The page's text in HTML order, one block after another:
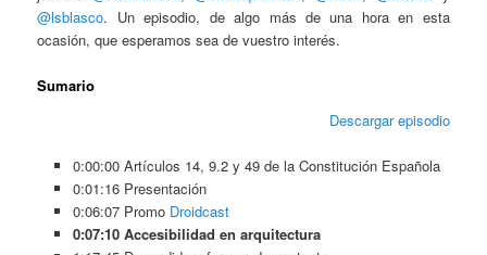
@lsblasco. Un episodio, de algo más de una hora en esta
ocasión, que esperamos sea de vuestro interés.
Sumario
Descargar episodio
0:00:00 Artículos 14, 9.2 y 49 de la Constitución Española
0:01:16 Presentación
0:06:07 Promo Droidcast
0:07:10 Accesibilidad en arquitectura